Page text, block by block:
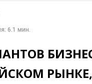
6.1 мин.